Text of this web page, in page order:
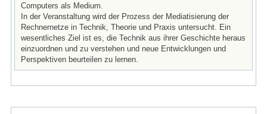
Computers als Medium.
In der Veranstaltung wird der Prozess der Mediatisierung der
Rechnernetze in Technik, Theorie und Praxis untersucht. Ein
wesentliches Ziel ist es, die Technik aus ihrer Geschichte heraus
einzuordnen und zu verstehen und neue Entwicklungen und
Perspektiven beurteilen zu lernen.